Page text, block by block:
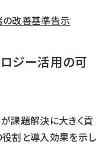
の改善基準告示
ジー活用の可
課題解決に大きく貢
役割と導入効果を示し